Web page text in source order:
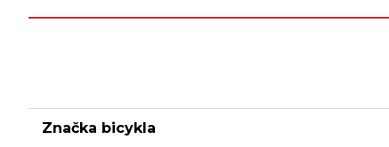
Značka bicykla